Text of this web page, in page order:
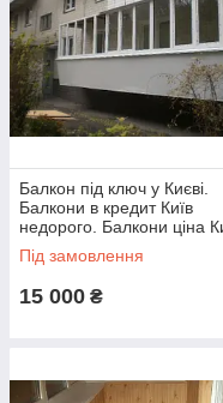
Балкон під ключ у Києві.
Балкони в кредит Київ
недорого. Балкони ціна
Під замовлення
15 000 ₴